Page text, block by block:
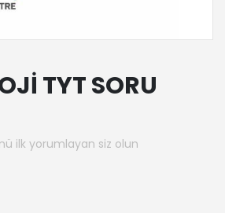
TYT SORU
ilk yorumlayan siz olun